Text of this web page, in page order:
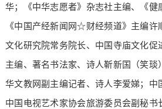
华；《中华志愿者》杂志社主编、《健
《中国产经新闻网☆财经频道》主编许
文化研究院常务院长、中国寺庙文化促
主编、著名书法家、诗人靳新国（笑琰
华文教网副主编记者、诗人李爱娣；中
中国电视艺术家协会旅游委员会副秘书